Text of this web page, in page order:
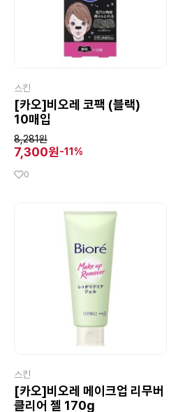
스킨
[카오]비오레 코팩 (블랙)
10매입
8,281원
7,300원-11%
0
스킨
[카오]비오레 메이크업 리무버
클리어 젤 170g